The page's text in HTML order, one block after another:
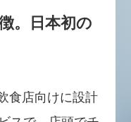
。日本初の
食店向けに設計